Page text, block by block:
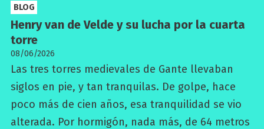
Henry van de Vel­de y su lucha por la cuar­ta
torre
08/06/2026
BLOG
Las tres torres medievales de Gante llevaban
siglos en pie, y tan tranquilas. De golpe, hace
poco más de cien años, esa tranquilidad se vio
alterada. Por hormigón, nada más, de 64 metros